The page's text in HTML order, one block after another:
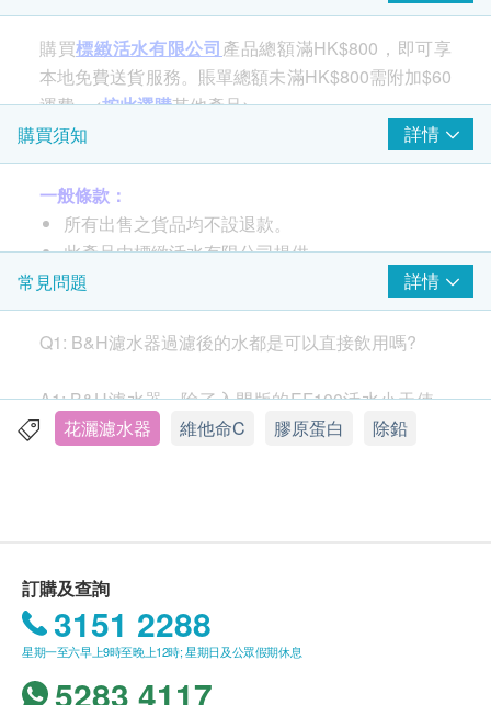
購買標緻活水有限公司產品總額滿HK$800，即可享
本地免費送貨服務。賬單總額未滿HK$800需附加$60
運費。<按此選購其他產品>
沐浴跟飲水同樣重要！當我們享受沐浴時，水中有害
物質如同飲水時一樣會從皮膚進入我們體內，尤其在
泥沙、異味、雜質等等
同時含有維他命C+膠原蛋白去除水中氯氣
促進皮膚膠原再生，有助改善濕疹/皮膚敏感等
滋潤肌膚，增加皮膚彈性
購買須知 詳情
一般條款：
所有出售之貨品均不設退款。
此產品由標緻活水有限公司提供。
如有任何爭議，標緻活水有限公司及健康網購
health.ESDlife保留最終決議權。
購買標緻活水有限公司產品總額滿HK$800，即可
享本地免費送貨服務。賬單總額未滿HK$800需附
加$60運費。<
所有訂單須視乎相關貨品的供應情況再作最後確
認。倘若健康網購health.ESDlife未能提供任何訂
單上的貨品，健康網購health.ESDlife有權拒絕接
受該訂單，並且會於送貨前透過電話或電郵通知顧
常見問題 詳情
Q1: B&H濾水器過濾後的水都是可以直接飲用嗎?
A1: B&H濾水器，除了入門版的EF100活水小天使，
其他的都會在資料上列明可以即開即飲。但值得留
A2: 煲水是想將水中的氯氣經加熱後揮發掉及殺菌，
B&H濾水器是利用CTO級活性碳去除水中氯，高密度
陶瓷微米級的小孔去除細菌，所以，水是不需要煮
花灑濾水器 維他命C 膠原蛋白 除鉛
訂購及查詢
3151 2288
星期一至六早上9時至晚上12時; 星期日及公眾假期休息
5283 4117